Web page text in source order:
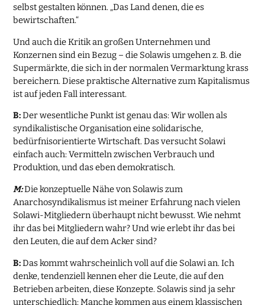
selbst gestalten können. „Das Land denen, die es
bewirtschaften.“
Und auch die Kritik an großen Unternehmen und
Konzernen sind ein Bezug – die Solawis umgehen z. B. die
Supermärkte, die sich in der normalen Vermarktung krass
bereichern. Diese praktische Alternative zum Kapitalismus
ist auf jeden Fall interessant.
B:Der wesentliche Punkt ist genau das: Wir wollen als
syndikalistische Organisation eine solidarische,
bedürfnisorientierte Wirtschaft. Das versucht Solawi
einfach auch: Vermitteln zwischen Verbrauch und
Produktion, und das eben demokratisch.
M:Die konzeptuelle Nähe von Solawis zum
Anarchosyndikalismus ist meiner Erfahrung nach vielen
Solawi-Mitgliedern überhaupt nicht bewusst. Wie nehmt
ihr das bei Mitgliedern wahr? Und wie erlebt ihr das bei
den Leuten, die auf dem Acker sind?
B:Das kommt wahrscheinlich voll auf die Solawi an. Ich
denke, tendenziell kennen eher die Leute, die auf den
Betrieben arbeiten, diese Konzepte. Solawis sind ja sehr
unterschiedlich: Manche kommen aus einem klassischen